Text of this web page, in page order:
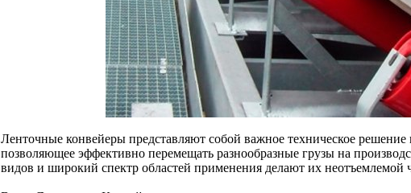
Ленточные конвейеры представляют собой важное техническое
позволяющее эффективно перемещать разнообразные грузы на
видов и широкий спектр областей применения делают их неотъемлемой